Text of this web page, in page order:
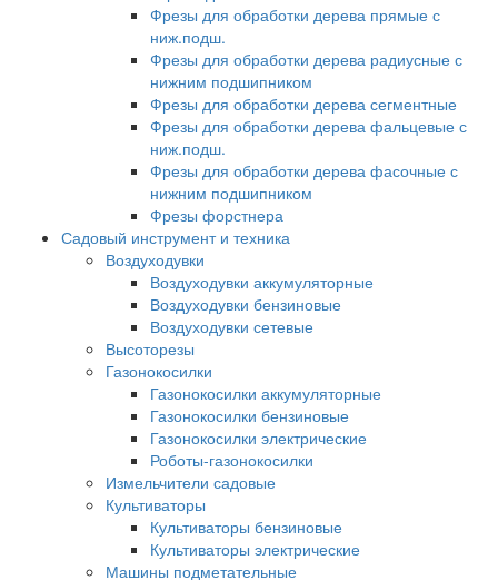
Фрезы для обработки дерева прямые с
ниж.подш.
Фрезы для обработки дерева радиусные с
нижним подшипником
Фрезы для обработки дерева сегментные
Фрезы для обработки дерева фальцевые с
ниж.подш.
Фрезы для обработки дерева фасочные с
нижним подшипником
Фрезы форстнера
Садовый инструмент и техника
Воздуходувки
Воздуходувки аккумуляторные
Воздуходувки бензиновые
Воздуходувки сетевые
Высоторезы
Газонокосилки
Газонокосилки аккумуляторные
Газонокосилки бензиновые
Газонокосилки электрические
Роботы-газонокосилки
Измельчители садовые
Культиваторы
Культиваторы бензиновые
Культиваторы электрические
Машины подметательные